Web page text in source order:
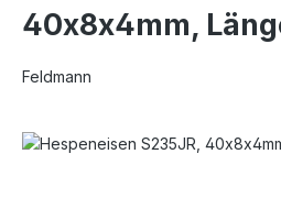
40x8x4mm,
Feldmann
Bildergalerie überspringen